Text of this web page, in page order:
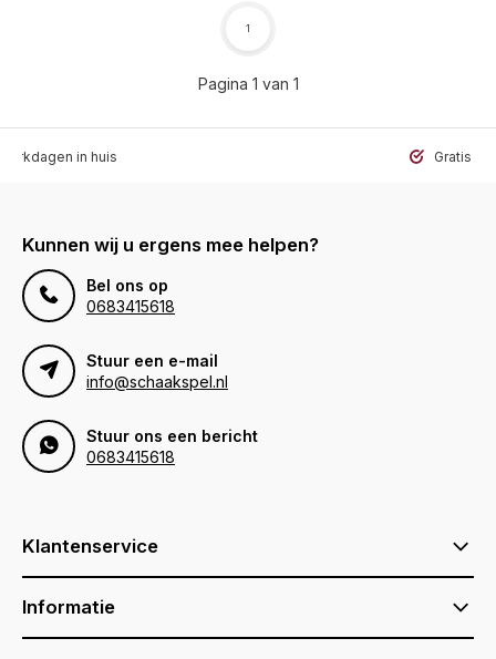
Pagina 1 van 1
1
in huis Gratis
Kunnen wij u ergens mee helpen?
Bel ons op
0683415618
Stuur een e-mail
info@schaakspel.nl
Stuur ons een bericht
0683415618
Klantenservice
Informatie